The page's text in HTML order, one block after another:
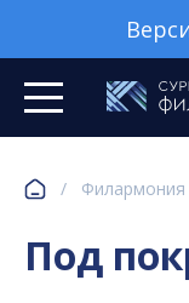
/ Филармония
Под